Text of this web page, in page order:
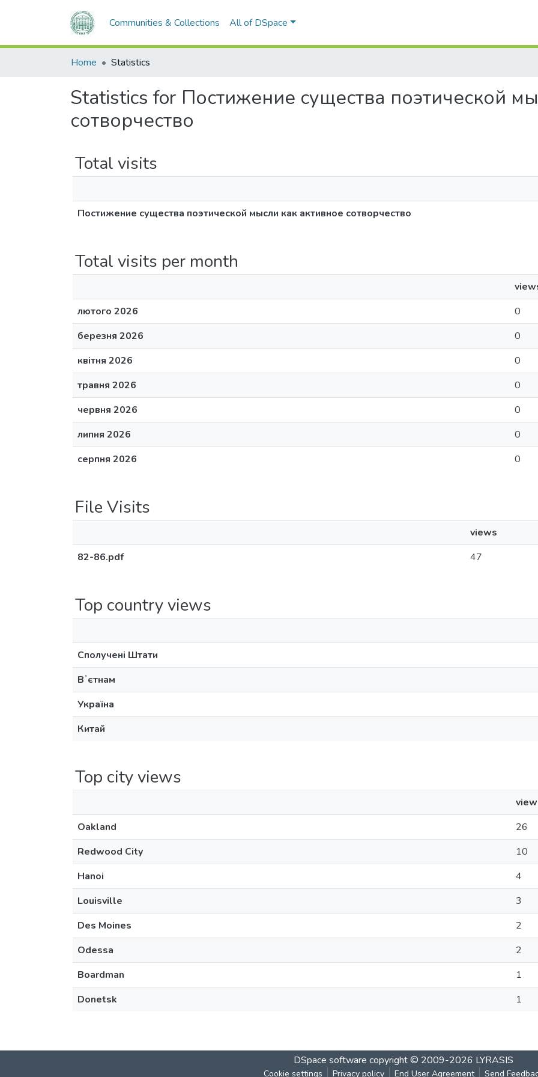
Communities & Collections All of DSpace
Home Statistics
Statistics for Постижение существа поэтической
сотворчество
Total visits
Постижение существа поэтической мысли как активное сотворчество
Total visits per month
лютого 2026
0
березня 2026
0
квітня 2026
0
травня 2026
0
червня 2026
0
липня 2026
0
серпня 2026
0
File Visits
views
82-86.pdf
47
Top country views
Сполучені Штати
Вʼєтнам
Україна
Китай
Top city views
Oakland
26
Redwood City
10
Hanoi
4
Louisville
3
Des Moines
2
Odessa
2
Boardman
1
Donetsk
1
DSpace software copyright © 2009-2026 LYRASIS
Cookie settings Privacy policy End User Agreement Send